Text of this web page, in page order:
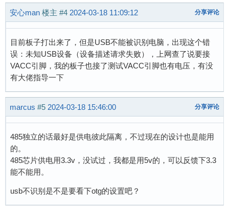
安心man 楼主 #4 2024-03-18 11:09:12 分享评论
目前板子打出来了，但是USB不能被识别电脑，出现这个错
误：未知USB设备（设备描述请求失败），上网查了说要接
VACC引脚，我的板子也接了测试VACC引脚也有电压，有没
有大佬指导一下
marcus #5 2024-03-18 15:46:00 分享评论
485独立的话最好是供电彼此隔离，不过现在的设计也是能用
的。
485芯片供电用3.3v，没试过，我都是用5v的，可以反馈下3.3
能不能用。
usb不识别是不是要看下otg的设置吧？